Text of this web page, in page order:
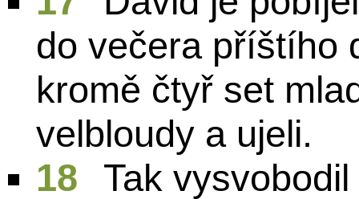
do večera příštího
kromě čtyř set
velbloudy a ujeli.
18
Tak